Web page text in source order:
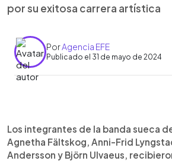
por su exitosa carrera artística
PorAgencia EFE
Publicado el 31 de mayo de 2024
Escuchar artículo
Los integrantes de la banda sueca
Agnetha Fältskog, Anni-Frid
Andersson y Björn Ulvaeus,